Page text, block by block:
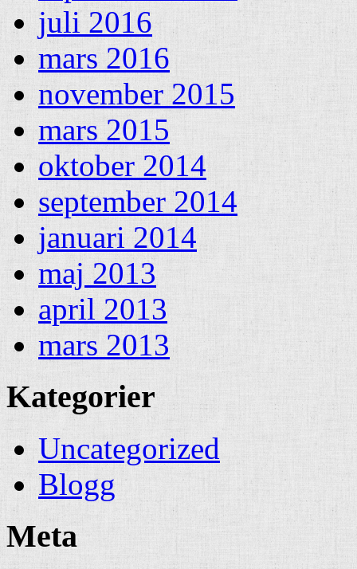
juli 2016
mars 2016
november 2015
mars 2015
oktober 2014
september 2014
januari 2014
maj 2013
april 2013
mars 2013
Kategorier
Uncategorized
Blogg
Meta